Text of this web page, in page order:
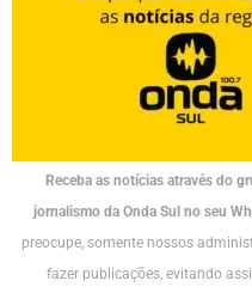
Receba as notícias através do
jornalismo da Onda Sul no seu
preocupe, somente nossos
fazer publicações, evitando